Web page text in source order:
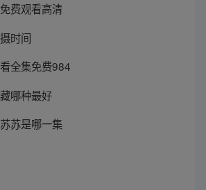
费观看高清
时间
全集免费984
哪种最好
苏是哪一集